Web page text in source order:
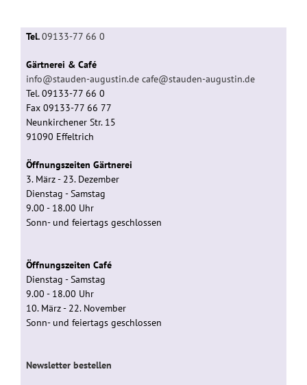
Tel.09133-77 66 0
Gärtnerei & Café
info@stauden-augustin.de cafe@stauden-augustin.de
Tel. 09133-77 66 0
Fax 09133-77 66 77
Neunkirchener Str. 15
91090 Effeltrich
Öffnungszeiten Gärtnerei
3. März - 23. Dezember
Dienstag - Samstag
9.00 - 18.00 Uhr
Sonn- und feiertags geschlossen
Öffnungszeiten Café
Dienstag - Samstag
9.00 - 18.00 Uhr
10. März - 22. November
Sonn- und feiertags geschlossen
Newsletter bestellen